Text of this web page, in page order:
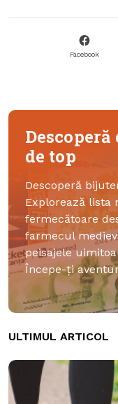
Facebook
de top
Descoperă
Explorează lista
fermecătoare
farmecul
peisajele
Începe-ți
ULTIMUL ARTICOL